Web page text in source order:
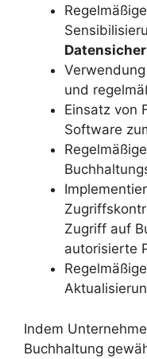
und
Einsatz von
Software
Zugriff auf
autorisierte
Indem
Buchhaltung